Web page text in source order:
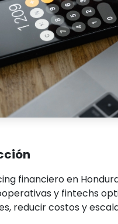
financiero en
y fintechs
reducir costos y